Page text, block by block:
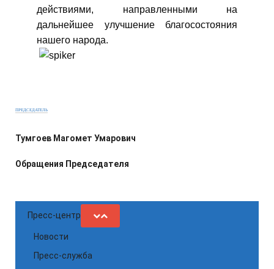
действиями, направленными на
дальнейшее улучшение благосостояния
нашего народа.
ПРЕДСЕДАТЕЛЬ
Тумгоев Магомет Умарович
Обращения Председателя
Пресс-центр
Новости
Пресс-служба